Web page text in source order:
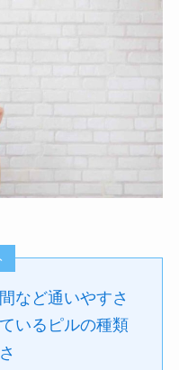
など通いやすさ
いるピルの種類